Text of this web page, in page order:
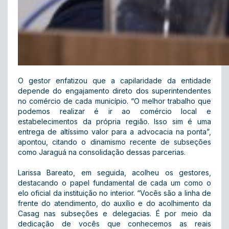
O gestor enfatizou que a capilaridade da entidade
depende do engajamento direto dos superintendentes
no comércio de cada município. “O melhor trabalho que
podemos realizar é ir ao comércio local e
estabelecimentos da própria região. Isso sim é uma
entrega de altíssimo valor para a advocacia na ponta”,
apontou, citando o dinamismo recente de subseções
como Jaraguá na consolidação dessas parcerias.
Larissa Bareato, em seguida, acolheu os gestores,
destacando o papel fundamental de cada um como o
elo oficial da instituição no interior. “Vocês são a linha de
frente do atendimento, do auxílio e do acolhimento da
Casag nas subseções e delegacias. É por meio da
dedicação de vocês que conhecemos as reais